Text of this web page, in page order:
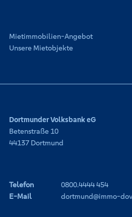
Mietimmobilien-Angebot
Unsere Mietobjekte
Dortmunder Volksbank eG
Betenstraße 10
44137 Dortmund
Telefon
0800.4444 454
E-Mail
dortmund@immo-